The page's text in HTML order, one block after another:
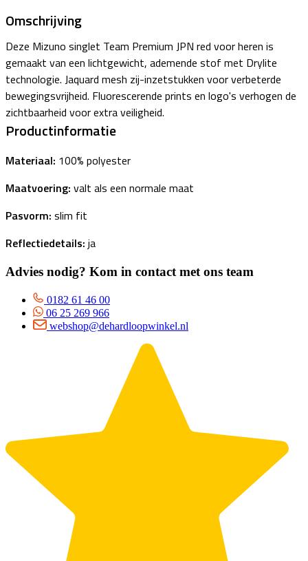
Omschrijving
Deze Mizuno singlet Team Premium JPN red voor heren is
gemaakt van een lichtgewicht, ademende stof met Drylite
technologie. Jaquard mesh zij-inzetstukken voor verbeterde
bewegingsvrijheid. Fluorescerende prints en logo's verhogen de
zichtbaarheid voor extra veiligheid.
Productinformatie
Materiaal: 100% polyester
Maatvoering: valt als een normale maat
Pasvorm: slim fit
Reflectiedetails: ja
Advies nodig? Kom in contact met ons team
0182 61 46 00
06 25 269 966
webshop@dehardloopwinkel.nl